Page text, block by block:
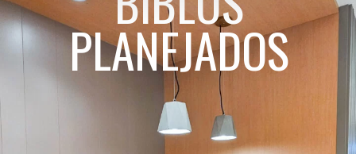
PLANEJADOS